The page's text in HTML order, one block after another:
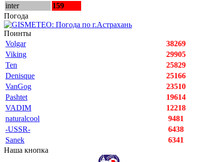
inter
159
Погода
Поинты
Volgar
38269
Viking
29905
Ten
25829
Denisque
25166
VanGog
23510
Pashtet
19614
VADIM
12218
naturalcool
9481
-USSR-
6438
Sanek
6341
Наша кнопка